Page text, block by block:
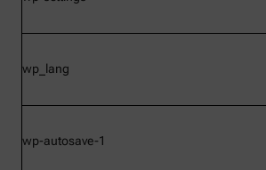
wp_lang
wp-autosave-1